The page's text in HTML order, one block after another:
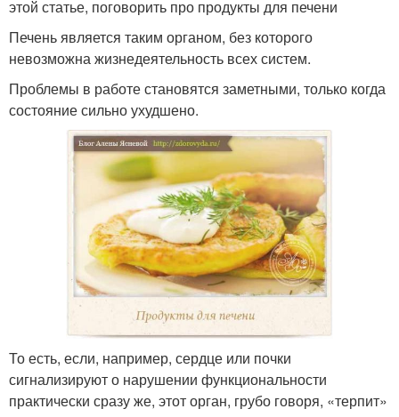
этой статье, поговорить про продукты для печени
Печень является таким органом, без которого
невозможна жизнедеятельность всех систем.
Проблемы в работе становятся заметными, только когда
состояние сильно ухудшено.
То есть, если, например, сердце или почки
сигнализируют о нарушении функциональности
практически сразу же, этот орган, грубо говоря, «терпит»